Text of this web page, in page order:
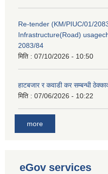
Re-tender (KM/PIUC/01/
Infrastructure(Road)
2083/84
मिति : 07/10/2026 - 10:50
हाटबजार र कवाडी कर सम्बन्धी
मिति : 07/06/2026 - 10:22
more
eGov services